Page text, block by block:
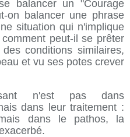
balancer un "Courage
on balancer une phrase
situation qui n'implique
peut-il se prêter
conditions similaires,
et vu ses potes crever
n'est pas dans
dans leur traitement :
dans le pathos, la